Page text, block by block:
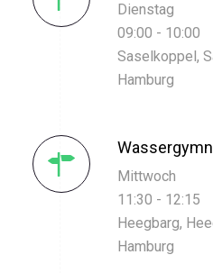
Dienstag
09:00 - 10:00
Saselkoppel,
Hamburg
Mittwoch
11:30 - 12:15
Heegbarg,
Hamburg